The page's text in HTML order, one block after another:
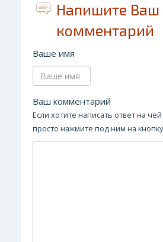
Напишите Ваш
комментарий
Ваше имя
Ваш комментарий
Если хотите написать ответ на
просто нажмите под ним на